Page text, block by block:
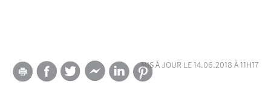
mis à jour le 14.06.2018 à 11h17